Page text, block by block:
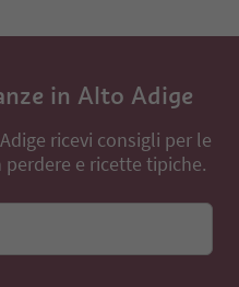
in Alto Adige
ricevi consigli per le
e ricette tipiche.